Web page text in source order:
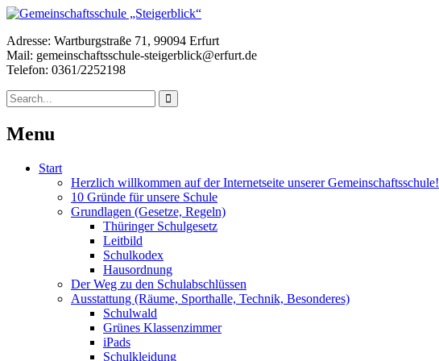
Adresse: Wartburgstraße 71, 99094 Erfurt
Mail: gemeinschaftsschule-steigerblick@erfurt.de
Telefon: 0361/2252198
Menu
Start
Herzlich willkommen auf der Internetseite unserer Gemeinschaftsschule!
10 Gründe für unsere Schule
Grundlagen (Gesetze, Regeln)
Thüringer Schulgesetz
Leitbild
Schulkodex
Hausordnung
Der Weg zu den Schulabschlüssen
Ausstattung (Räume, Sporthalle, Technik, Besonderes)
Schulwald
Grünes Klassenzimmer
iPads
Schulkleidung